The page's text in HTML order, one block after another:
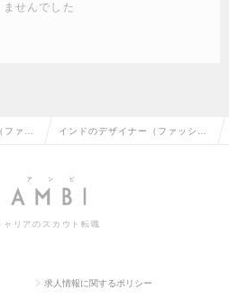
ませんでした
ァッ インドのデザイナー（ファッショ
求人情報一覧
ャリアのスカウト転職
求人情報に関するポリシー